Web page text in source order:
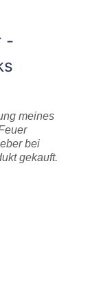
-
meines
bei
gekauft.